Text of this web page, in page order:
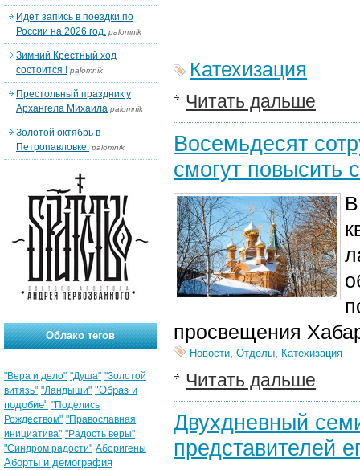
Катехизация
Читать дальше
Восемьдесят
смогут повысить
просвещения
Новости, Отделы, Катехизация
Читать дальше
Двухдневный
представителей
Идет запись в поездки по
России на 2026 год. palomnik
Зимний Крестный ход
состоится ! palomnik
Престольный праздник у
Архангела Михаила palomnik
Золотой октябрь в
Петропавловке. palomnik
Облако тегов
"Вера и дело" "Душа" "Золотой
витязь" "Ландыши" "Образ и
подобие" "Поделись
Рождеством" "Православная
инициатива" "Радость веры"
"Синдром радости" Аборигены
Аборты и демография